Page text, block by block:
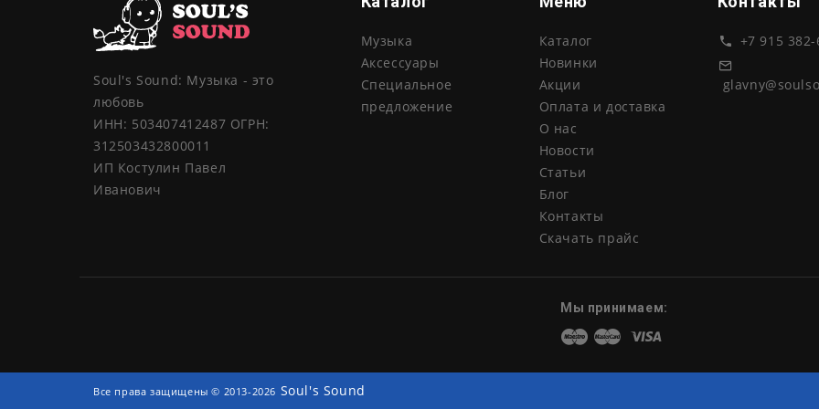
Soul's Sound: Музыка - это
любовь
ИНН: 503407412487 ОГРН:
312503432800011
ИП Костулин Павел
Иванович
Музыка
Аксессуары
Специальное
предложение
Каталог
Новинки
Акции
Оплата и доставка
О нас
Новости
Статьи
Блог
Контакты
Скачать прайс
+7 915
Мы принимаем:
MaestroMaster
Все права защищены © 2013-2026 Soul's Sound